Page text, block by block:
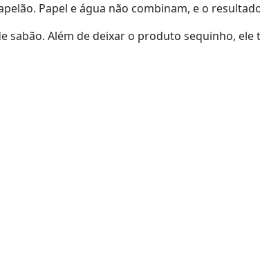
Papel e água não combinam, e o
sabão. Além de deixar o produto sequinho,